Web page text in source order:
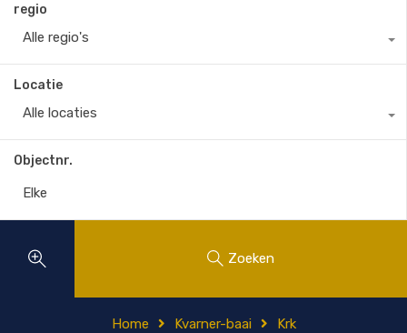
regio
Alle regio's
Locatie
Alle locaties
Objectnr.
Zoeken
Home Kvarner-baai Krk